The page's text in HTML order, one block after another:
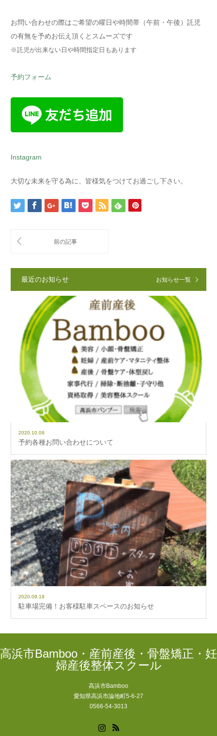
お問い合わせの際はご希望の曜日や時間帯（午前・午後）託児
の有無を予めお伝え頂くとスムーズです
※託児が出来ない日や時間指定日もあります
予約フォーム
Instagram
大切な未来を守る為に、皆様気をつけてお過ごし下さい。
最近のお知らせ お知らせ一覧
2020.10.09
予約各種お問い合わせについて
2020.09.18
駐車場完備！お客様駐車スペースのお知らせ
高浜市Bamboo・産前産後・骨盤矯正・妊
婦産後整体スクール
高浜市Bamboo
愛知県高浜市論地町5-6-27
0566-54-3013